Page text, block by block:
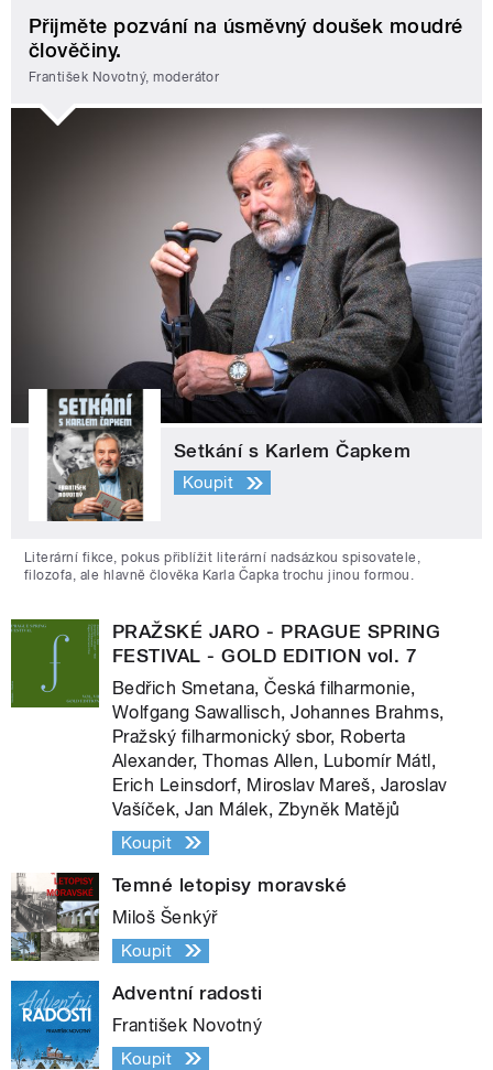
Přijměte pozvání na úsměvný doušek moudré
člověčiny.
František Novotný, moderátor
Setkání s Karlem Čapkem
Koupit
Literární fikce, pokus přiblížit literární nadsázkou spisovatele,
filozofa, ale hlavně člověka Karla Čapka trochu jinou formou.
PRAŽSKÉ JARO - PRAGUE SPRING
FESTIVAL - GOLD EDITION vol. 7
Bedřich Smetana, Česká filharmonie,
Wolfgang Sawallisch, Johannes Brahms,
Pražský filharmonický sbor, Roberta
Alexander, Thomas Allen, Lubomír Mátl,
Erich Leinsdorf, Miroslav Mareš, Jaroslav
Vašíček, Jan Málek, Zbyněk Matějů
Koupit
Temné letopisy moravské
Miloš Šenkýř
Koupit
Adventní radosti
František Novotný
Koupit